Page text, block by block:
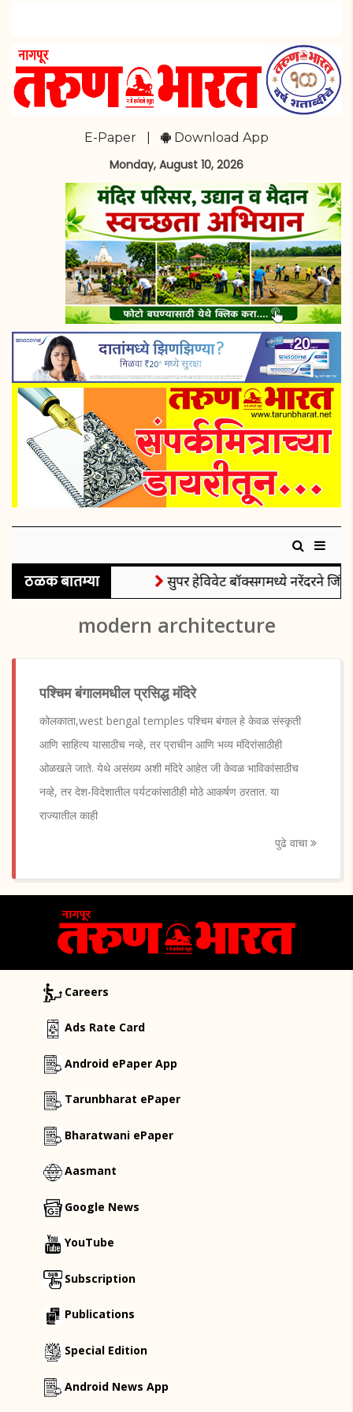
E-Paper Download App
Monday, August 10, 2026
ठळक बातम्या सुपर हेविवेट बॉक्सिंगमध्ये नरेंदरने
modern architecture
पश्चिम बंगालमधील प्रसिद्ध मंदिरे
कोलकाता,west bengal temples पश्चिम बंगाल हे केवळ संस्कृती
आणि साहित्य यासाठीच नव्हे, तर प्राचीन आणि भव्य मंदिरांसाठीही
ओळखले जाते. येथे असंख्य अशी मंदिरे आहेत जी केवळ भाविकांसाठीच
नव्हे, तर देश-विदेशातील पर्यटकांसाठीही मोठे आकर्षण ठरतात. या
राज्यातील काही
पुढे वाचा
Careers
Ads Rate Card
Android ePaper App
Tarunbharat ePaper
Bharatwani ePaper
Aasmant
Google News
YouTube
Subscription
Publications
Special Edition
Android News App